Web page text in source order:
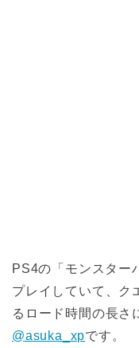
PS4の「モンスター
プレイしていて、ク
るロード時間の長さ
@asuka_xpです。